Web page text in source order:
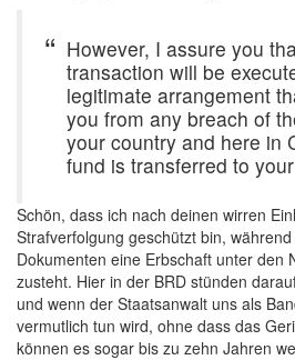
However, I assure you
transaction will be
legitimate arrangement
you from any breach of
your country and here in
fund is transferred to
Schön, dass ich nach deinen wirren
Strafverfolgung geschützt bin,
Dokumenten eine Erbschaft unter den
zusteht. Hier in der BRD stünden
und wenn der Staatsanwalt uns als
vermutlich tun wird, ohne dass das
können es sogar bis zu zehn Jahren